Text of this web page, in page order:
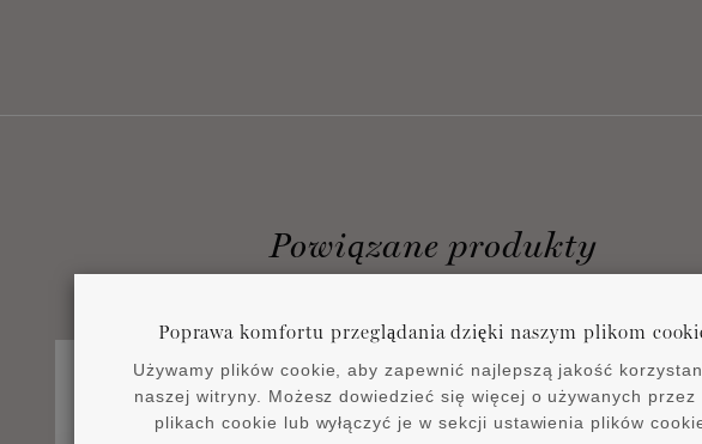
Powiązane produkty
Poprawa komfortu przeglądania dzięki naszym plikom
Używamy plików cookie, aby zapewnić najlepszą jakość
naszej witryny. Możesz dowiedzieć się więcej o używanych przez
plikach cookie lub wyłączyć je w sekcji ustawienia plików